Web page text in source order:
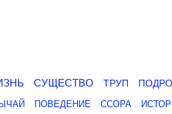
СУЩЕСТВО ТРУП
ПОВЕДЕНИЕ ССОРА